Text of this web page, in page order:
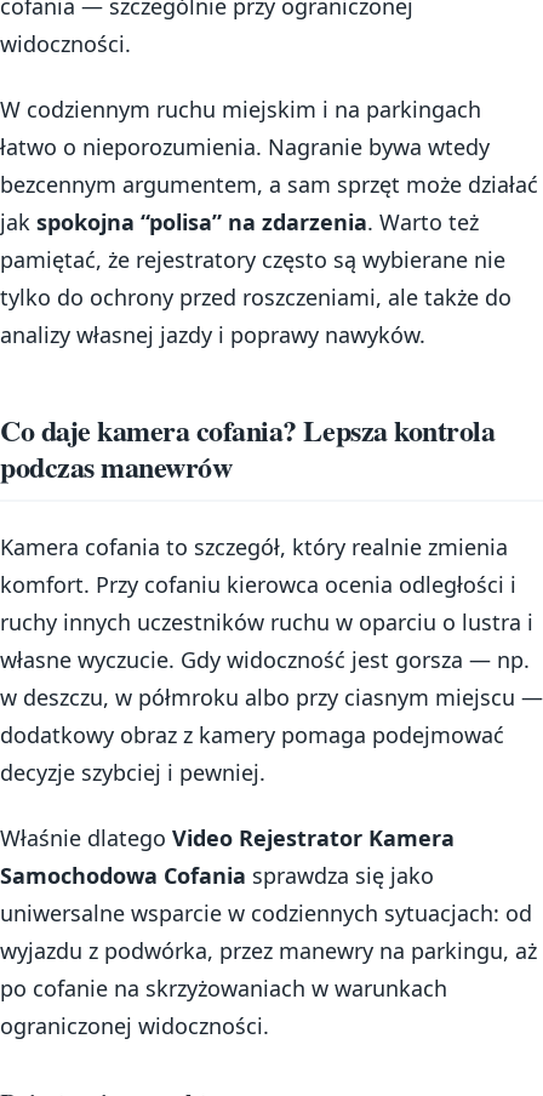
cofania — szczególnie przy ograniczonej
widoczności.
W codziennym ruchu miejskim i na parkingach
łatwo o nieporozumienia. Nagranie bywa wtedy
bezcennym argumentem, a sam sprzęt może działać
jak spokojna “polisa” na zdarzenia. Warto też
pamiętać, że rejestratory często są wybierane nie
tylko do ochrony przed roszczeniami, ale także do
analizy własnej jazdy i poprawy nawyków.
Co daje kamera cofania? Lepsza kontrola
podczas manewrów
Kamera cofania to szczegół, który realnie zmienia
komfort. Przy cofaniu kierowca ocenia odległości i
ruchy innych uczestników ruchu w oparciu o lustra i
własne wyczucie. Gdy widoczność jest gorsza — np.
w deszczu, w półmroku albo przy ciasnym miejscu —
dodatkowy obraz z kamery pomaga podejmować
decyzje szybciej i pewniej.
Właśnie dlatego Video Rejestrator Kamera
Samochodowa Cofania sprawdza się jako
uniwersalne wsparcie w codziennych sytuacjach: od
wyjazdu z podwórka, przez manewry na parkingu, aż
po cofanie na skrzyżowaniach w warunkach
ograniczonej widoczności.